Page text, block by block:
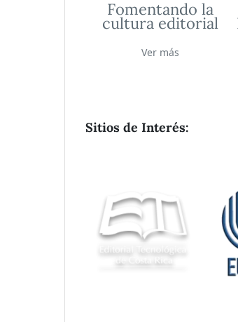
Fomentando la
cultura editorial
Ver más
Sitios de Interés: